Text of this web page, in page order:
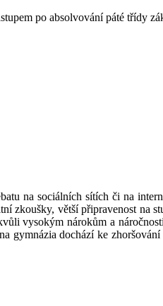
po absolvování páté třídy
na sociálních sítích či na
zkoušky, větší připravenost na
vysokým nárokům a
gymnázia dochází ke